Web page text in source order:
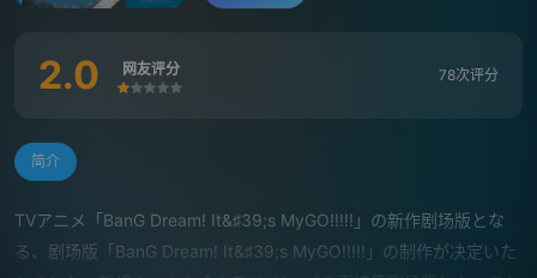
2.0 网友评分
很差较差还行
推荐
力荐
78次评分
简介
TVアニメ「BanG Dream! It&♯39;s MyGO!!!!!」の新作剧场版とな
る、剧场版「BanG Dream! It&♯39;s MyGO!!!!!」の制作が决定いた